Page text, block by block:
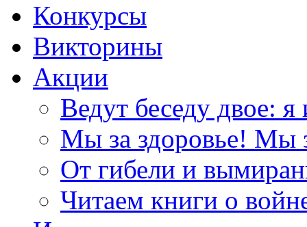
Конкурсы
Викторины
Акции
Ведут беседу двое: я
Мы за здоровье! Мы
От гибели и
Читаем книги о